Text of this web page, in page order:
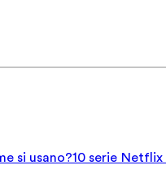
si usano?10 serie Netflix